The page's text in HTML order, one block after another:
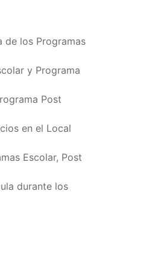
de los Programas
y Programa
Post
en el Local
Escolar, Post
durante los